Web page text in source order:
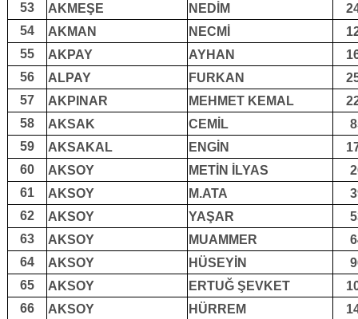
53
AKMEŞE NEDİM
54
AKMAN NECMİ
55
AKPAY AYHAN
56
ALPAY FURKAN
57
AKPINAR MEHMET KEMAL
58
AKSAK CEMİL
59
AKSAKAL ENGİN
60
AKSOY METİN İLYAS
61
AKSOY M.ATA
62
AKSOY YAŞAR
63
AKSOY MUAMMER
64
AKSOY HÜSEYİN
65
AKSOY ERTUĞ ŞEVKET
66
AKSOY HÜRREM